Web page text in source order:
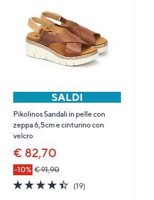
Pikolinos Sandali in pelle con
zeppa 6,5cm e cinturino con
velcro
€ 82,70
-10% € 91,90
4.4
of
(19)19